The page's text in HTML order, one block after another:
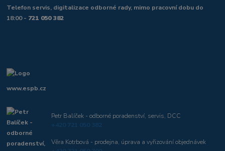
Telefon servis, digitalizace odborné rady, mimo pracovní dobu do
18:00 - 721 050 382
www.espb.cz
Petr Balíček - odborné poradenství, servis, DCC
+420 721 050 382
Věra Kotrbová - prodejna, úprava a vyřizování objednávek